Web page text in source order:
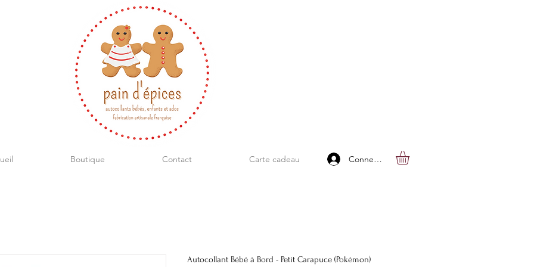
Boutique Contact Carte cadeau Connexion
Autocollant Bébé à Bord - Petit Carapuce (Pokémon)